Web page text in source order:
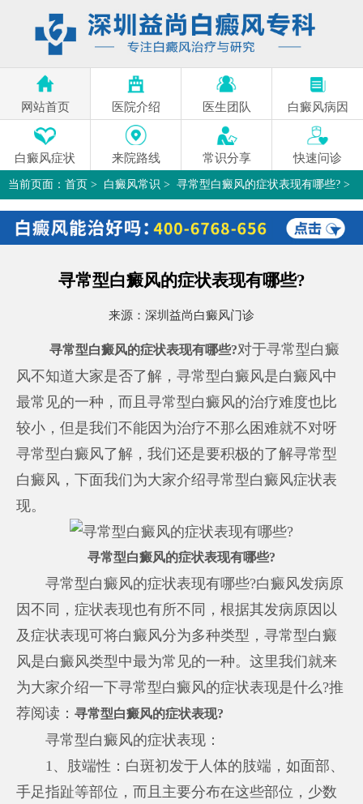
网站首页 医院介绍 医生团队 白癜风病因
白癜风症状 来院路线 常识分享 快速问诊
当前页面： 首页 > 白癜风常识 > 寻常型白癜风的症状表现有哪些? >
寻常型白癜风的症状表现有哪些?
来源： 深圳益尚白癜风门诊
寻常型白癜风的症状表现有哪些?对于寻常型白癜
风不知道大家是否了解，寻常型白癜风是白癜风中
最常见的一种，而且寻常型白癜风的治疗难度也比
较小，但是我们不能因为治疗不那么困难就不对呀
寻常型白癜风了解，我们还是要积极的了解寻常型
白癜风，下面我们为大家介绍寻常型白癜风症状表
现。
寻常型白癜风的症状表现有哪些?
寻常型白癜风的症状表现有哪些?白癜风发病原
因不同，症状表现也有所不同，根据其发病原因以
及症状表现可将白癜风分为多种类型，寻常型白癜
风是白癜风类型中最为常见的一种。这里我们就来
为大家介绍一下寻常型白癜风的症状表现是什么?推
荐阅读：寻常型白癜风的症状表现?
寻常型白癜风的症状表现：
1、肢端性：白斑初发于人体的肢端，如面部、
手足指趾等部位，而且主要分布在这些部位，少数